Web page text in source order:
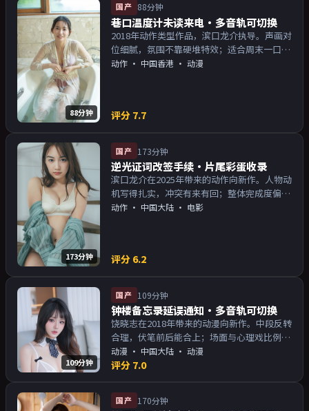
88分钟
国产 88分钟
巷口温度计未读来电·多音轨可切换
2018年动作类型作品，滨口龙介执导。声画对
位细腻，氛围不靠硬堆特效；适合周末一口气
追完。主演以演技派为主，适合喜欢强叙事与
动作 · 中国香港 · 动漫
评分 7.7
173分钟
国产 173分钟
逆光证词改签手续·片尾彩蛋收录
滨口龙介在2025年带来的动作向新作。人物动
机写得扎实，冲突有来有回；整体完成度偏院
线质感。主演以演技派为主，适合喜欢强叙事
动作 · 中国大陆 · 电影
评分 6.2
109分钟
国产 109分钟
钟楼备忘录延误通知·多音轨可切换
饶晓志在2018年带来的动漫向新作。中段反转
合理，伏笔前后能合上；场面与心理戏比例得
当。主演以演技派为主，适合喜欢强叙事与人
物关系的观众加入片单。
动漫 · 中国大陆 · 动漫
评分 7.0
国产 170分钟